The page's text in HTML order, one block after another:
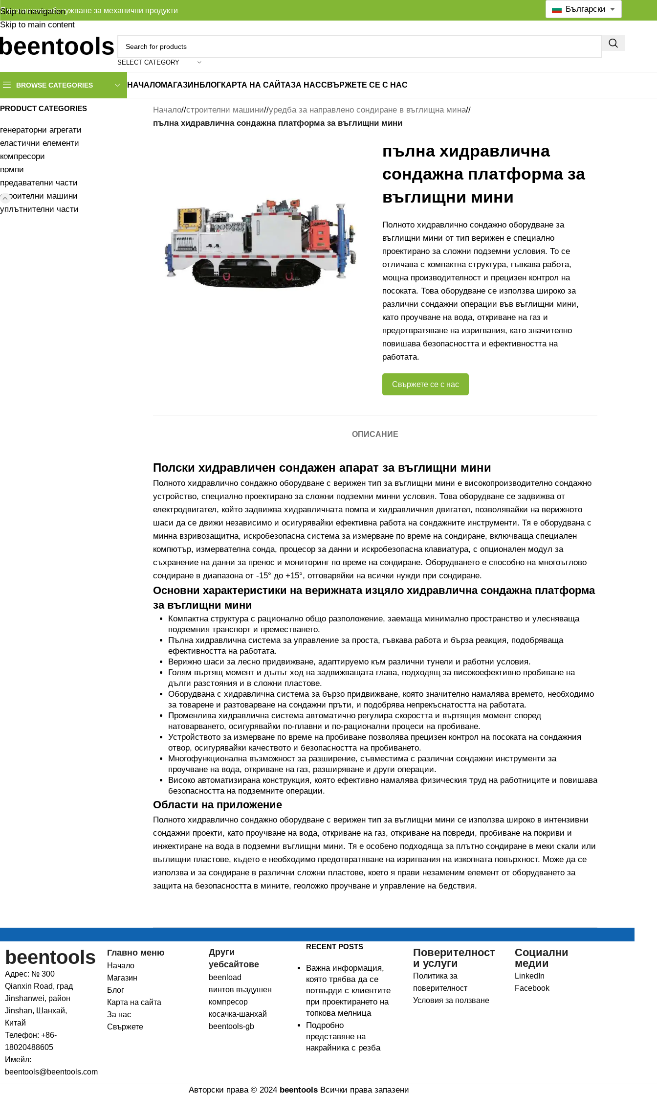
Skip to navigation
Skip to main content
Едногишево обслужване за механични продукти
SELECT CATEGORY
BROWSE CATEGORIES НАЧАЛОМАГАЗИН БЛОГКАРТА НА САЙТАЗА НАССВЪРЖЕТЕ СЕ С НАС
Български
PRODUCT CATEGORIES
генераторни агрегати
еластични елементи
компресори
помпи
предавателни части
строителни машини
уплътнителни части
Начало/ строителни машини/ уредба за направлено сондиране в въглищна мина/
пълна хидравлична сондажна платформа за въглищни мини
пълна хидравлична
сондажна платформа за
въглищни мини
Полното хидравлично сондажно оборудване за
въглищни мини от тип верижен е специално
проектирано за сложни подземни условия. То се
отличава с компактна структура, гъвкава работа,
мощна производителност и прецизен контрол на
посоката. Това оборудване се използва широко за
различни сондажни операции във въглищни мини,
като проучване на вода, откриване на газ и
предотвратяване на изригвания, като значително
повишава безопасността и ефективността на
работата.
Свържете се с нас
ОПИСАНИЕ
Полски хидравличен сондажен апарат за въглищни мини
Полното хидравлично сондажно оборудване с верижен тип за въглищни мини е високопроизводително сондажно
устройство, специално проектирано за сложни подземни минни условия. Това оборудване се задвижва от
електродвигател, който задвижва хидравличната помпа и хидравличния двигател, позволявайки на верижното
шаси да се движи независимо и осигурявайки ефективна работа на сондажните инструменти. Тя е оборудвана с
минна взривозащитна, искробезопасна система за измерване по време на сондиране, включваща специален
компютър, измервателна сонда, процесор за данни и искробезопасна клавиатура, с опционален модул за
съхранение на данни за пренос и мониторинг по време на сондиране. Оборудването е способно на многоъглово
сондиране в диапазона от -15° до +15°, отговаряйки на всички нужди при сондиране.
Основни характеристики на верижната изцяло хидравлична сондажна платформа
за въглищни мини
Компактна структура с рационално общо разположение, заемаща минимално пространство и улесняваща
подземния транспорт и преместването.
Пълна хидравлична система за управление за проста, гъвкава работа и бърза реакция, подобряваща
ефективността на работата.
Верижно шаси за лесно придвижване, адаптируемо към различни тунели и работни условия.
Голям въртящ момент и дълъг ход на задвижващата глава, подходящ за високоефективно пробиване на
дълги разстояния и в сложни пластове.
Оборудвана с хидравлична система за бързо придвижване, която значително намалява времето, необходимо
за товарене и разтоварване на сондажни пръти, и подобрява непрекъснатостта на работата.
Променлива хидравлична система автоматично регулира скоростта и въртящия момент според
натоварването, осигурявайки по-плавни и по-рационални процеси на пробиване.
Устройството за измерване по време на пробиване позволява прецизен контрол на посоката на сондажния
отвор, осигурявайки качеството и безопасността на пробиването.
Многофункционална възможност за разширение, съвместима с различни сондажни инструменти за
проучване на вода, откриване на газ, разширяване и други операции.
Високо автоматизирана конструкция, която ефективно намалява физическия труд на работниците и повишава
безопасността на подземните операции.
Области на приложение
Полното хидравлично сондажно оборудване с верижен тип за въглищни мини се използва широко в интензивни
сондажни проекти, като проучване на вода, откриване на газ, откриване на повреди, пробиване на покриви и
инжектиране на вода в подземни въглищни мини. Тя е особено подходяща за плътно сондиране в меки скали или
въглищни пластове, където е необходимо предотвратяване на изригвания на изкопната повърхност. Може да се
използва и за сондиране в различни сложни пластове, което я прави незаменим елемент от оборудването за
защита на безопасността в мините, геоложко проучване и управление на бедствия.
beentools
Адрес: № 300
Qianxin Road, град
Jinshanwei, район
Jinshan, Шанхай,
Китай
Телефон: +86-
18020488605
Имейл:
beentools@beentools.com
Главно меню
Начало
Магазин
Блог
Карта на сайта
За нас
Свържете
Други
уебсайтове
beenload
винтов въздушен
компресор
косачка-шанхай
beentools-gb
RECENT POSTS
Важна информация,
която трябва да се
потвърди с клиентите
при проектирането на
топкова мелница
Подробно
представяне на
накрайника с резба
Поверителност
и услуги
Политика за
поверителност
Условия за ползване
Социални
медии
LinkedIn
Facebook
Авторски права © 2024 beentoolsВсички права запазени